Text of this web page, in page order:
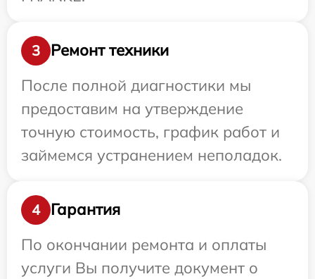
3
Ремонт техники
После полной диагностики мы
предоставим на утверждение
точную стоимость, график работ и
займемся устранением неполадок.
4
Гарантия
По окончании ремонта и оплаты
услуги Вы получите документ о